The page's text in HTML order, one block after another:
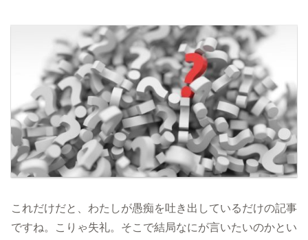
これだけだと、わたしが愚痴を吐き出しているだけの記事
ですね。こりゃ失礼。そこで結局なにが言いたいのかとい